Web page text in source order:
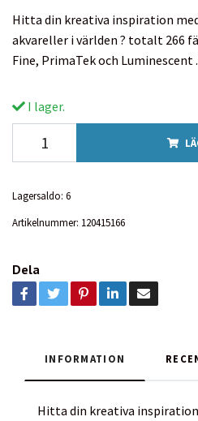
Hitta din kreativa inspiration
akvareller i världen ? totalt 266
Fine, PrimaTek och Luminescent
I lager.
Lagersaldo: 6
Artikelnummer: 120415166
Dela
INFORMATION
Hitta din kreativa